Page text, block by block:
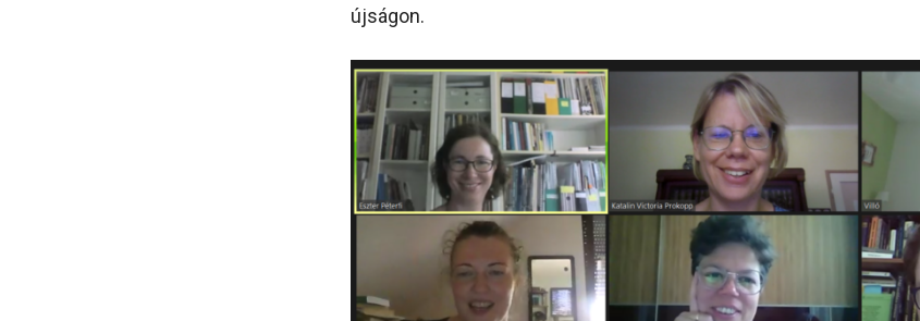
újságon.